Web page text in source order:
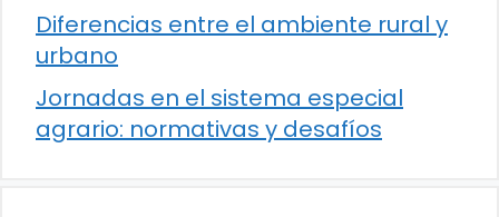
Diferencias entre el ambiente rural y
urbano
Jornadas en el sistema especial
agrario: normativas y desafíos